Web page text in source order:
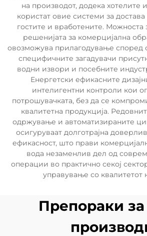
на производот, додека хотелите
користат овие системи за достава
гостите и вработените. Можноста
решенијата за комерцијална
овозможува прилагодување според
специфичните загадувачи
водни извори и посебните
Енергетски ефикасните
интелигентни контроли кои
потрошувачката, без да се
квалитетна продукција.
одржување и автоматизираните
осигуруваат долготрајна
ефикасност, што прави
вода незаменлив дел од
операции во практично секој
управување со квалитетот
Препораки